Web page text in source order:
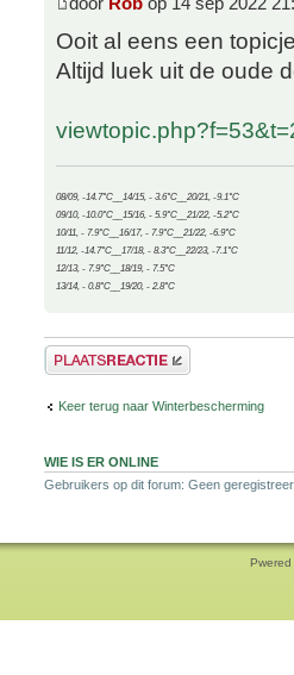
Ooit al eens een
Altijd luek uit de oude
08/09, -14.7°C__14/15, - 3.6°C__20/21, -9.1°C
09/10, -10.0°C__15/16, - 5.9°C__21/22, -5.2°C
10/11, - 7.9°C__16/17, - 7.9°C__21/22, -6.9°C
11/12, -14.7°C__17/18, - 8.3°C__22/23, -7.1°C
12/13, - 7.9°C__18/19, - 7.5°C
13/14, - 0.8°C__19/20, - 2.8°C
Plaats een reactie
Keer terug naar Winterbescherming
WIE IS ER ONLINE
Gebruikers op dit forum: Geen